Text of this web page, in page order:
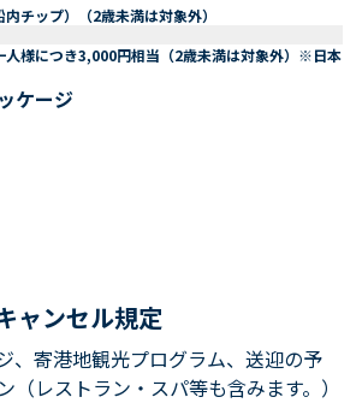
チップ）（2歳未満は対象外）
様につき3,000円相当（2歳未満は対象外）※日本
ケージ
ャンセル規定
、寄港地観光プログラム、送迎の予
（レストラン・スパ等も含みます。）